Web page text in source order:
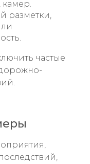
разметки,
частые